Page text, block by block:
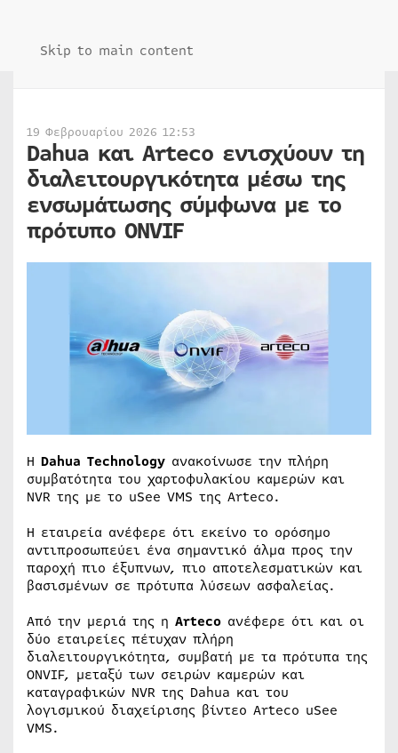
Skip to main content
19 Φεβρουαρίου 2026 12:53
Dahua και Arteco ενισχύουν τη
διαλειτουργικότητα μέσω της
ενσωμάτωσης σύμφωνα με το
πρότυπο ONVIF
Η Dahua Technology ανακοίνωσε την πλήρη
συμβατότητα του χαρτοφυλακίου καμερών και
NVR της με το uSee VMS της Arteco.
Η εταιρεία ανέφερε ότι εκείνο το ορόσημο
αντιπροσωπεύει ένα σημαντικό άλμα προς την
παροχή πιο έξυπνων, πιο αποτελεσματικών και
βασισμένων σε πρότυπα λύσεων ασφαλείας.
Από την μεριά της η Arteco ανέφερε ότι και οι
δύο εταιρείες πέτυχαν πλήρη
διαλειτουργικότητα, συμβατή με τα πρότυπα της
ONVIF, μεταξύ των σειρών καμερών και
καταγραφικών NVR της Dahua και του
λογισμικού διαχείρισης βίντεο Arteco uSee
VMS.